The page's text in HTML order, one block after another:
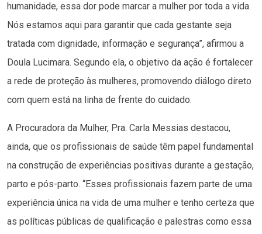
humanidade, essa dor pode marcar a mulher por toda a vida.
Nós estamos aqui para garantir que cada gestante seja
tratada com dignidade, informação e segurança”, afirmou a
Doula Lucimara. Segundo ela, o objetivo da ação é fortalecer
a rede de proteção às mulheres, promovendo diálogo direto
com quem está na linha de frente do cuidado.
A Procuradora da Mulher, Pra. Carla Messias destacou,
ainda, que os profissionais de saúde têm papel fundamental
na construção de experiências positivas durante a gestação,
parto e pós-parto. “Esses profissionais fazem parte de uma
experiência única na vida de uma mulher e tenho certeza que
as políticas públicas de qualificação e palestras como essa